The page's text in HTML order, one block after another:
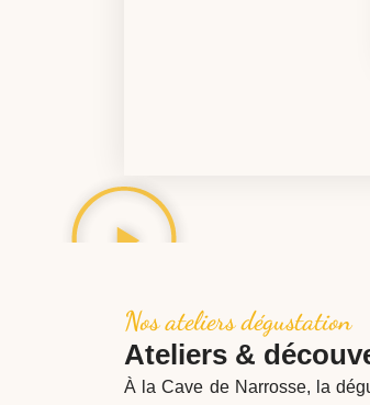
Nos ateliers dégustation
Ateliers &
À la Cave de Narrosse, la